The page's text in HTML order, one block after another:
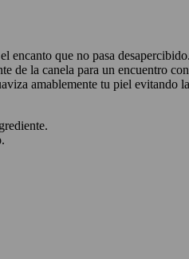
encanto que no pasa
de la canela para un encuentro
amablemente tu piel evitando